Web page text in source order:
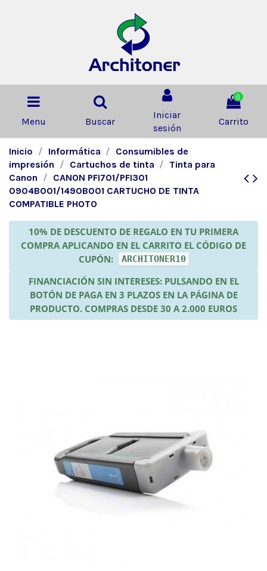
Menu Buscar
Iniciar
sesión
0
Carrito
Inicio Informática
Consumibles de
impresión
Cartuchos de tinta
Tinta para
Canon
CANON PFI701/PFI301
0904B001/1490B001 CARTUCHO DE TINTA
COMPATIBLE PHOTO
10% DE DESCUENTO DE REGALO EN TU PRIMERA
COMPRA APLICANDO EN EL CARRITO EL CÓDIGO DE
CUPÓN:
ARCHITONER10
FINANCIACIÓN SIN INTERESES: PULSANDO EN EL
BOTÓN DE PAGA EN 3 PLAZOS EN LA PÁGINA DE
PRODUCTO. COMPRAS DESDE 30 A 2.000 EUROS